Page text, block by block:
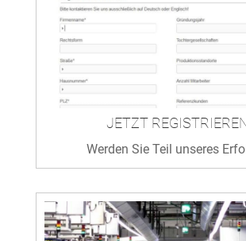
JETZT
Werden Sie Teil unseres